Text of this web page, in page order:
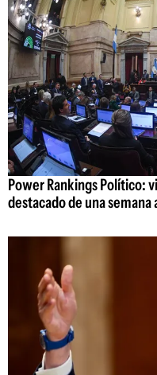
Power Rankings Político:
destacado de una